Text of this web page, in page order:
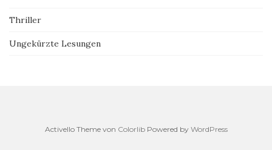
Thriller
Ungekürzte Lesungen
Activello Theme von ColorlibPowered by WordPress